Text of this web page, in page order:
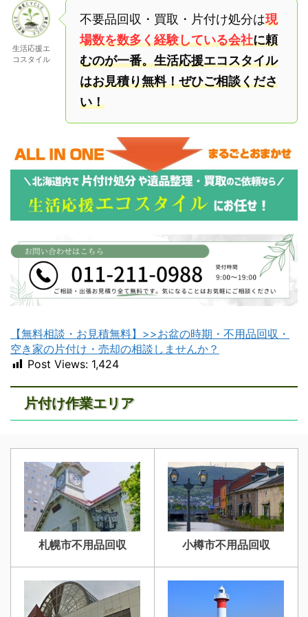
生活応援エ
コスタイル
不要品回収・買取・片付け処分は現
場数を数多く経験している会社に頼
むのが一番。生活応援エコスタイル
はお見積り無料！ぜひご相談くださ
い！
【無料相談・お見積無料】>>お盆の時期・不用品回収・
空き家の片付け・売却の相談しませんか？
Post Views: 1,424
片付け作業エリア
札幌市不用品回収 小樽市不用品回収